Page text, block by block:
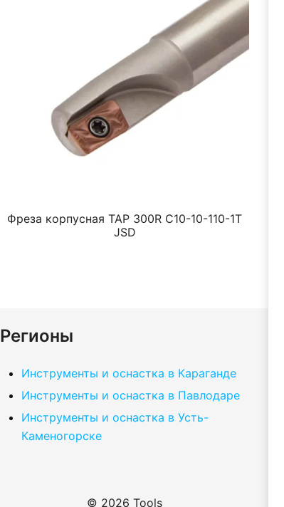
Фреза корпусная TAP 300R C10-10-110-1T
JSD
Регионы
Инструменты и оснастка в Караганде
Инструменты и оснастка в Павлодаре
Инструменты и оснастка в Усть-
Каменогорске
© 2026 Tools